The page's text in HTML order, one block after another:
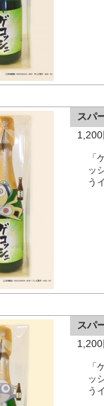
スパ
「
ッ
う
スパ
「
ッ
う